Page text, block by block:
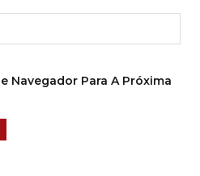
Navegador Para A Próxima